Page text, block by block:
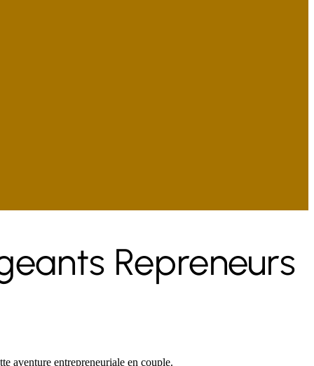
Repreneurs
aventure entrepreneuriale en couple.